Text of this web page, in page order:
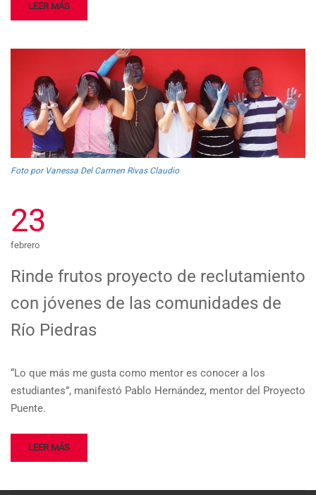
LEER MÁS
Foto por Vanessa Del Carmen Rivas Claudio
23
febrero
Rinde frutos proyecto de reclutamiento
con jóvenes de las comunidades de
Río Piedras
“Lo que más me gusta como mentor es conocer a los
estudiantes”, manifestó Pablo Hernández, mentor del Proyecto
Puente.
LEER MÁS